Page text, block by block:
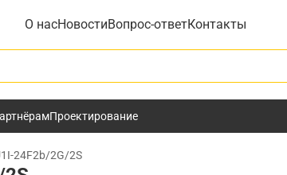
О насНовостиВопрос-ответКонтакты
Проектирование
24F2b/2G/2S